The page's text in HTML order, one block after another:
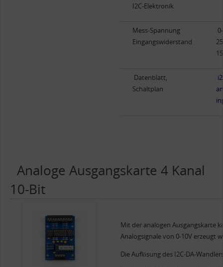
I2C-Elektronik
Mess-Spannung
Eingangswiderstand
Datenblatt,
Schaltplan
Analoge Ausgangskarte 4 Kanal
10-Bit
Mit der analogen Ausgangskarte
Analogsignale von 0-10V erzeugt
Die Auflösung des I2C-DA-